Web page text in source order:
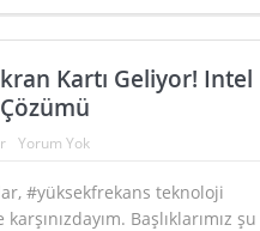
Kartı Geliyor! Intel
Yorum Yok
#yüksekfrekans teknoloji
Başlıklarımız şu